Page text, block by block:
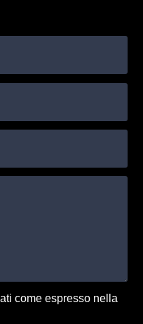
come espresso nella